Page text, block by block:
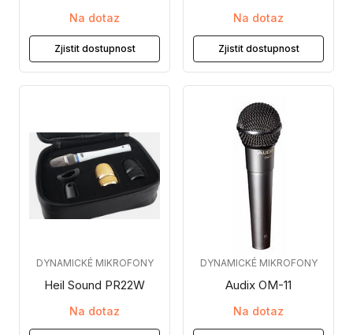
Na dotaz
Zjistit dostupnost
Na dotaz
Zjistit dostupnost
Heil Sound PR22W
DYNAMICKÉ MIKROFONY
Na dotaz
Audix OM-11
DYNAMICKÉ MIKROFONY
Na dotaz